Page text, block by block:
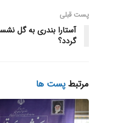
پست قبلی
آستارا بندری به گل
گردد؟
مرتبطپست ها